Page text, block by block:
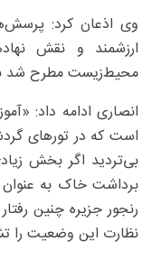
وی اذعان کرد:
ارزشمند و نقش
محیط‌زیست مطرح شد
انصاری ادامه داد:
است که در تورهای
بی‌تردید اگر بخش
برداشت خاک به عنوان
رنجور جزیره چنین
نظارت این وضعیت را